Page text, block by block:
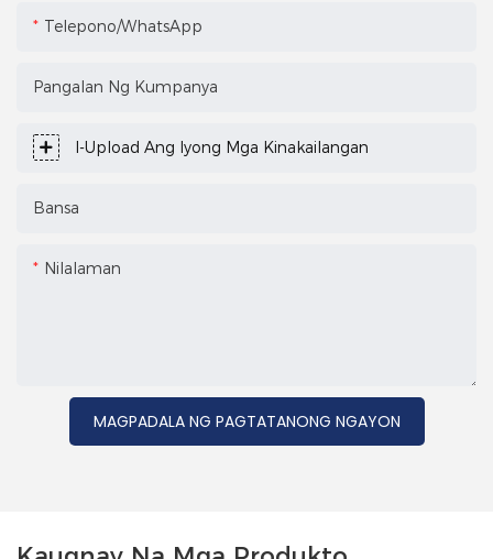
Telepono/WhatsApp
Pangalan Ng Kumpanya
I-Upload Ang Iyong Mga Kinakailangan
Bansa
Nilalaman
MAGPADALA NG PAGTATANONG NGAYON